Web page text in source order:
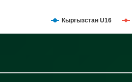
Кыргызстан U16